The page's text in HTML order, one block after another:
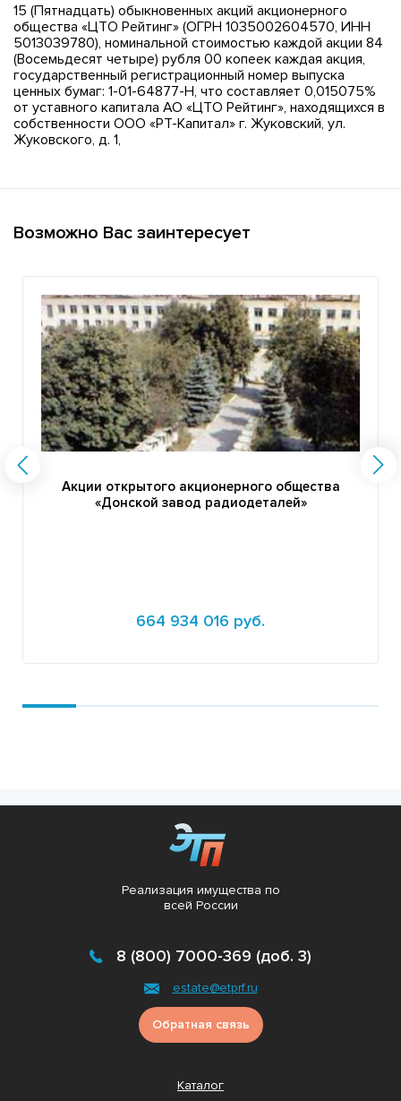
15 (Пятнадцать) обыкновенных акций акционерного
общества «ЦТО Рейтинг» (ОГРН 1035002604570, ИНН
5013039780), номинальной стоимостью каждой акции 84
(Восемьдесят четыре) рубля 00 копеек каждая акция,
государственный регистрационный номер выпуска
ценных бумаг: 1-01-64877-Н, что составляет 0,015075%
от уставного капитала АО «ЦТО Рейтинг», находящихся в
собственности ООО «РТ-Капитал» г. Жуковский, ул.
Жуковского, д. 1,
Возможно Вас заинтересует
Акции открытого акционерного общества
«Донской завод радиодеталей»
664 934 016 руб.
Реализация имущества по
всей России
8 (800) 7000-369 (доб. 3)
estate@etprf.ru
Обратная связь
Каталог